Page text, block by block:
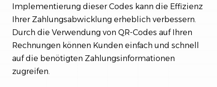
Implementierung dieser Codes kann die Effizienz
Ihrer Zahlungsabwicklung erheblich verbessern.
Durch die Verwendung von QR-Codes auf Ihren
Rechnungen können Kunden einfach und schnell
auf die benötigten Zahlungsinformationen
zugreifen.